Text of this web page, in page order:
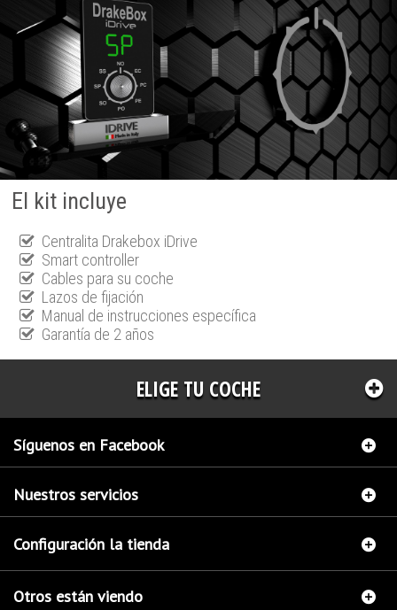
El kit incluye
Centralita Drakebox iDrive
Smart controller
Cables para su coche
Lazos de fijación
Manual de instrucciones específica
Garantía de 2 años
ELIGE TU COCHE
Síguenos en Facebook
Nuestros servicios
Configuración la tienda
Otros están viendo